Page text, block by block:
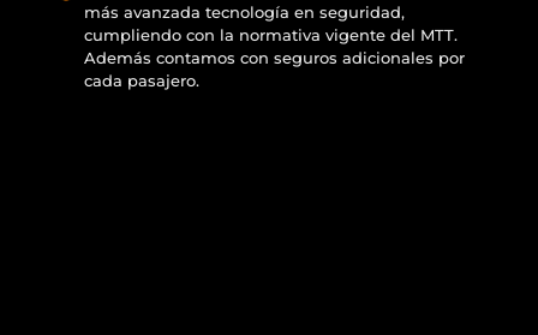
más avanzada tecnología en seguridad,
cumpliendo con la normativa vigente del MTT.
Además contamos con seguros adicionales por
cada pasajero.